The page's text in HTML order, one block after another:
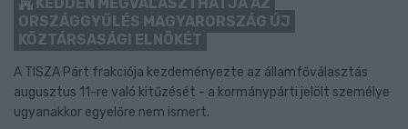
ORSZÁGGYŰLÉS MAGYARORSZÁG ÚJ
KÖZTÁRSASÁGI ELNÖKÉT
A TISZA Párt frakciója kezdeményezte az államfőválasztás
augusztus 11-re való kitűzését - a kormánypárti jelölt személye
ugyanakkor egyelőre nem ismert.